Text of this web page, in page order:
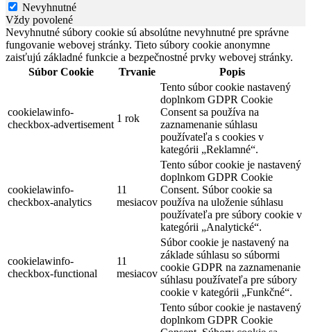
Nevyhnutné
Vždy povolené
Nevyhnutné súbory cookie sú absolútne nevyhnutné pre správne
fungovanie webovej stránky. Tieto súbory cookie anonymne
zaisťujú základné funkcie a bezpečnostné prvky webovej stránky.
Súbor Cookie
Trvanie Popis
cookielawinfo-
checkbox-advertisement
1 rok
Tento súbor cookie nastavený
doplnkom GDPR Cookie
Consent sa používa na
zaznamenanie súhlasu
používateľa s cookies v
kategórii „Reklamné“.
cookielawinfo-
checkbox-analytics
11
mesiacov
Tento súbor cookie je nastavený
doplnkom GDPR Cookie
Consent. Súbor cookie sa
používa na uloženie súhlasu
používateľa pre súbory cookie v
kategórii „Analytické“.
cookielawinfo-
checkbox-functional
11
mesiacov
Súbor cookie je nastavený na
základe súhlasu so súbormi
cookie GDPR na zaznamenanie
súhlasu používateľa pre súbory
cookie v kategórii „Funkčné“.
Tento súbor cookie je nastavený
doplnkom GDPR Cookie